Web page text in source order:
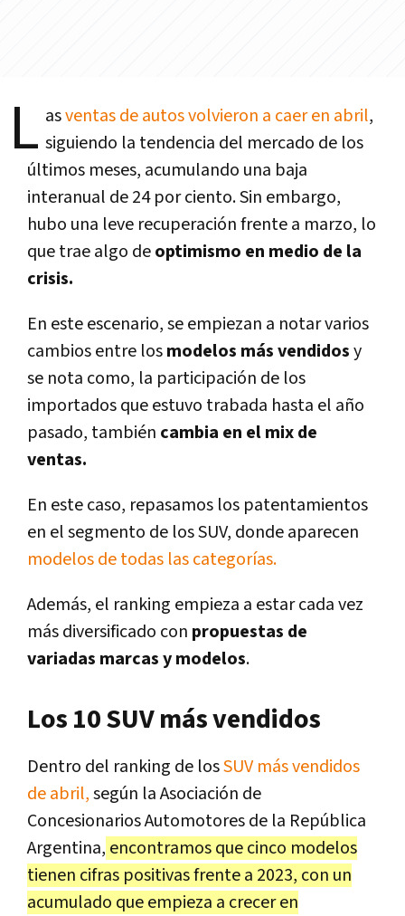
L asventas de autos volvieron a caer en abril,
siguiendo la tendencia del mercado de los
últimos meses, acumulando una baja
interanual de 24 por ciento. Sin embargo,
hubo una leve recuperación frente a marzo, lo
que trae algo deoptimismo en medio de la
crisis.
En este escenario, se empiezan a notar varios
cambios entre losmodelos más vendidosy
se nota como, la participación de los
importados que estuvo trabada hasta el año
pasado, también cambia en el mix de
ventas.
En este caso, repasamos los patentamientos
en el segmento de los SUV, donde aparecen
modelos de todas las categorías.
Además, el ranking empieza a estar cada vez
más diversificado con propuestas de
variadas marcas y modelos.
Los 10 SUV más vendidos
Dentro del ranking de losSUV más vendidos
de abril,según la Asociación de
Concesionarios Automotores de la República
Argentina, encontramos que cinco modelos
tienen cifras positivas frente a 2023, con un
acumulado que empieza a crecer en